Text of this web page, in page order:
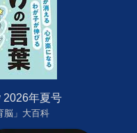
2026年夏号
脳」大百科